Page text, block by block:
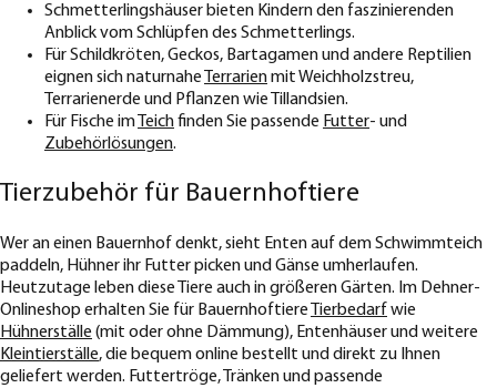
Schmetterlingshäuser bieten Kindern den faszinierenden
Anblick vom Schlüpfen des Schmetterlings.
Für Schildkröten, Geckos, Bartagamen und andere Reptilien
eignen sich naturnahe
Terrarienmit Weichholzstreu,
Terrarienerde und Pflanzen wie Tillandsien.
Für Fische im Teichfinden Sie passende Futter- und
Zubehörlösungen.
Tierzubehör für Bauernhoftiere
Wer an einen Bauernhof denkt, sieht Enten auf dem Schwimmteich
paddeln, Hühner ihr Futter picken und Gänse umherlaufen.
Heutzutage leben diese Tiere auch in größeren Gärten. Im Dehner-
Onlineshop erhalten Sie für Bauernhoftiere
Tierbedarf wie
Hühnerställe (mit oder ohne Dämmung), Entenhäuser und weitere
Kleintierställe, die bequem online bestellt und direkt zu Ihnen
geliefert werden. Futtertröge, Tränken und passende